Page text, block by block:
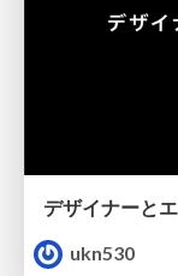
デザイナーと
ukn530